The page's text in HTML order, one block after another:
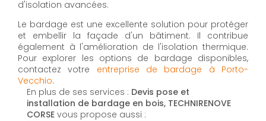
d'isolation avancées.
Le bardage est une excellente solution pour protéger
et embellir la façade d'un bâtiment. Il contribue
également à l'amélioration de l'isolation thermique.
Pour explorer les options de bardage disponibles,
contactez votre entreprise de bardage à Porto-
Vecchio.
En plus de ses services : Devis pose et
installation de bardage en bois, TECHNIRENOVE
CORSE vous propose aussi :